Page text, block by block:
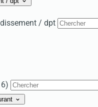
/ dpt